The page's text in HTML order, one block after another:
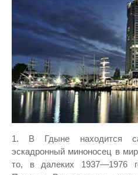
1. В Гдыне находится
эскадронный миноносец в
то, в далеких 1937—1976